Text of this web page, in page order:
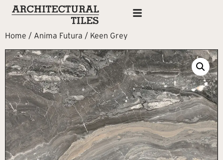
Home / Anima Futura / Keen Grey